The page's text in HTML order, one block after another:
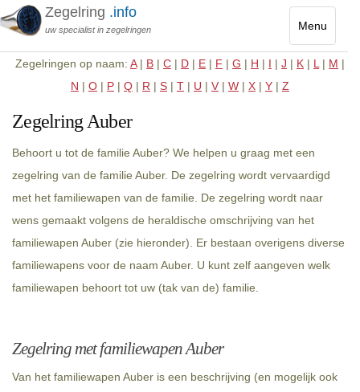
Menu
Toggle
Zegelring .info
uw specialist in zegelringen
Zegelringen op naam: A| B | C | D | E | F | G | H | I | J | K | L | M |
N | O | P | Q | R | S | T | U | V | W | X | Y | Z
Zegelring Auber
Behoort u tot de familie Auber? We helpen u graag met een
zegelring van de familie Auber. De zegelring wordt vervaardigd
met het familiewapen van de familie. De zegelring wordt naar
wens gemaakt volgens de heraldische omschrijving van het
familiewapen Auber (zie hieronder). Er bestaan overigens diverse
familiewapens voor de naam Auber. U kunt zelf aangeven welk
familiewapen behoort tot uw (tak van de) familie.
Zegelring met familiewapen Auber
Van het familiewapen Auber is een beschrijving (en mogelijk ook